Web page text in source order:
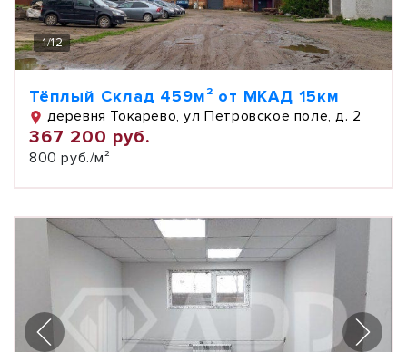
1/12
Тёплый Склад 459м² от МКАД 15км
деревня Токарево, ул Петровское поле, д. 2
367 200 руб.
800 руб./м²